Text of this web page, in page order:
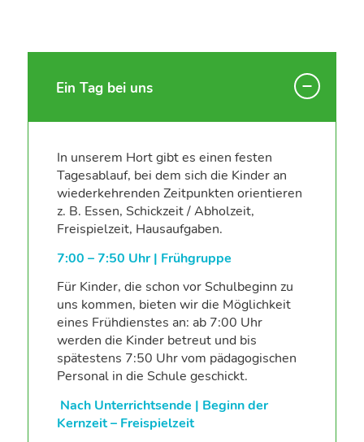
Ein Tag bei uns
In unserem Hort gibt es einen festen
Tagesablauf, bei dem sich die Kinder an
wiederkehrenden Zeitpunkten orientieren
z. B. Essen, Schickzeit / Abholzeit,
Freispielzeit, Hausaufgaben.
7:00 – 7:50 Uhr | Frühgruppe
Für Kinder, die schon vor Schulbeginn zu
uns kommen, bieten wir die Möglichkeit
eines Frühdienstes an: ab 7:00 Uhr
werden die Kinder betreut und bis
spätestens 7:50 Uhr vom pädagogischen
Personal in die Schule geschickt.
Nach Unterrichtsende | Beginn der
Kernzeit – Freispielzeit